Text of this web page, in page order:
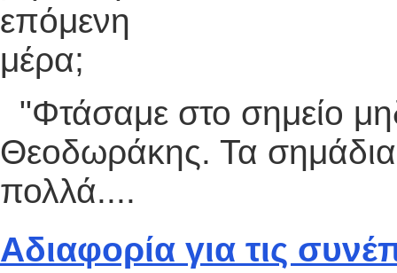
"Φτάσαμε στο σημείο
Θεοδωράκης. Τα σημάδια
πολλά....
Αδιαφορία για τις